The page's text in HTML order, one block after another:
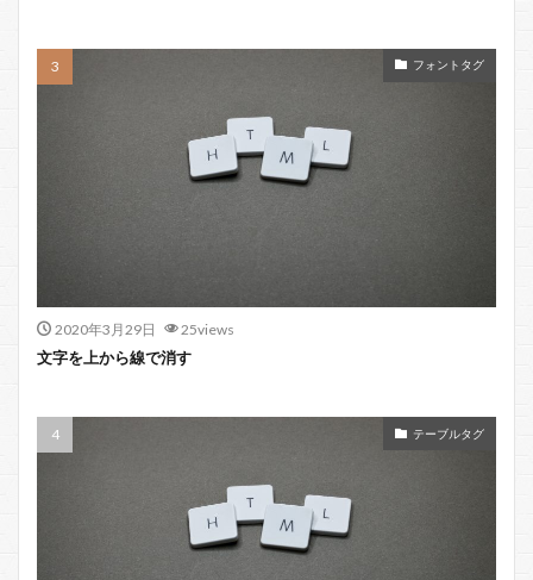
フォントタグ
2020年3月29日 25views
文字を上から線で消す
テーブルタグ